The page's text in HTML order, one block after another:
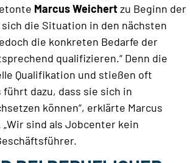
Marcus Weichertzu Beginn der
die Situation in den nächsten
die konkreten Bedarfe der
qualifizieren.“ Denn die
Qualifikation und stießen oft
dazu, dass sie sich in
können“, erklärte Marcus
sind als Jobcenter kein